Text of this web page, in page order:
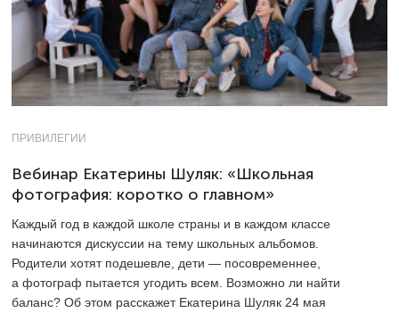
ПРИВИЛЕГИИ
Вебинар Екатерины Шуляк: «Школьная
фотография: коротко о главном»
Каждый год в каждой школе страны и в каждом классе
начинаются дискуссии на тему школьных альбомов.
Родители хотят подешевле, дети — посовременнее,
а фотограф пытается угодить всем. Возможно ли найти
баланс? Об этом расскажет Екатерина Шуляк 24 мая